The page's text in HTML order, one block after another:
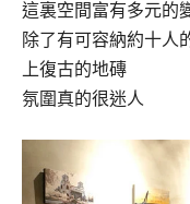
這裏空間富有多元的
除了有可容納約十人
上復古的地磚
氛圍真的很迷人